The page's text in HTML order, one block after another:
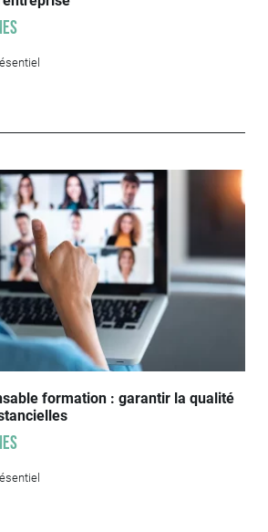
formation : garantir la qualité